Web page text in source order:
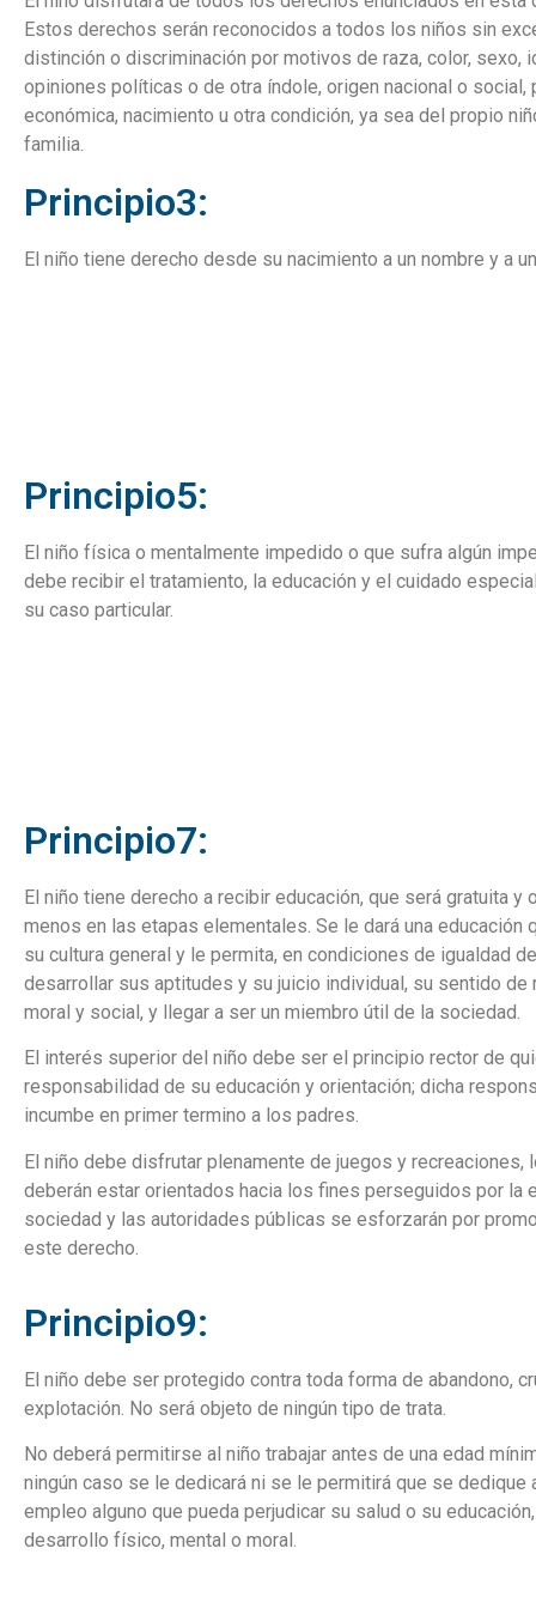
Estos derechos serán reconocidos a todos los niños sin
distinción o discriminación por motivos de raza, color, sexo,
opiniones políticas o de otra índole, origen nacional o social,
económica, nacimiento u otra condición, ya sea del propio
familia.
Principio3:
El niño tiene derecho desde su nacimiento a un nombre y a
Principio5:
El niño física o mentalmente impedido o que sufra algún
debe recibir el tratamiento, la educación y el cuidado
su caso particular.
Principio7:
El niño tiene derecho a recibir educación, que será gratuita y
menos en las etapas elementales. Se le dará una educación
su cultura general y le permita, en condiciones de igualdad
desarrollar sus aptitudes y su juicio individual, su sentido de
moral y social, y llegar a ser un miembro útil de la sociedad.
El interés superior del niño debe ser el principio rector de
responsabilidad de su educación y orientación; dicha
incumbe en primer termino a los padres.
El niño debe disfrutar plenamente de juegos y recreaciones,
deberán estar orientados hacia los fines perseguidos por la
sociedad y las autoridades públicas se esforzarán por
este derecho.
Principio9:
El niño debe ser protegido contra toda forma de abandono,
explotación. No será objeto de ningún tipo de trata.
No deberá permitirse al niño trabajar antes de una edad
ningún caso se le dedicará ni se le permitirá que se dedique
empleo alguno que pueda perjudicar su salud o su
desarrollo físico, mental o moral.